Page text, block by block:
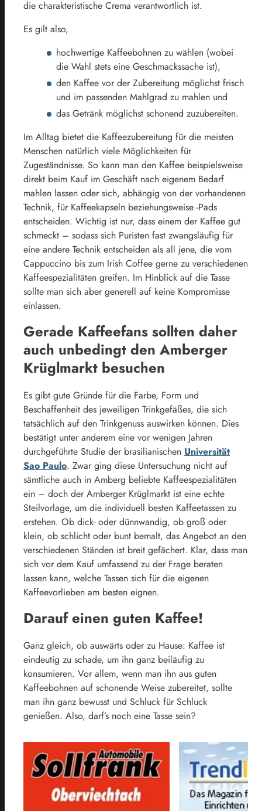
die charakteristische Crema verantwortlich ist.
Es gilt also,
hochwertige Kaffeebohnen zu wählen (wobei
die Wahl stets eine Geschmackssache ist),
den Kaffee vor der Zubereitung möglichst frisch
und im passenden Mahlgrad zu mahlen und
das Getränk möglichst schonend zuzubereiten.
Im Alltag bietet die Kaffeezubereitung für die meisten
Menschen natürlich viele Möglichkeiten für
Zugeständnisse. So kann man den Kaffee beispielsweise
direkt beim Kauf im Geschäft nach eigenem Bedarf
mahlen lassen oder sich, abhängig von der vorhandenen
Technik, für Kaffeekapseln beziehungsweise -Pads
entscheiden. Wichtig ist nur, dass einem der Kaffee gut
schmeckt – sodass sich Puristen fast zwangsläufig für
eine andere Technik entscheiden als all jene, die vom
Cappuccino bis zum Irish Coffee gerne zu verschiedenen
Kaffeespezialitäten greifen. Im Hinblick auf die Tasse
sollte man sich aber generell auf keine Kompromisse
einlassen.
Gerade Kaffeefans sollten daher
auch unbedingt den Amberger
Krüglmarkt besuchen
Es gibt gute Gründe für die Farbe, Form und
Beschaffenheit des jeweiligen Trinkgefäßes, die sich
tatsächlich auf den Trinkgenuss auswirken können. Dies
bestätigt unter anderem eine vor wenigen Jahren
durchgeführte Studie der brasilianischen Universität
Sao Paulo. Zwar ging diese Untersuchung nicht auf
sämtliche auch in Amberg beliebte Kaffeespezialitäten
ein – doch der Amberger Krüglmarkt ist eine echte
Steilvorlage, um die individuell besten Kaffeetassen zu
erstehen. Ob dick- oder dünnwandig, ob groß oder
klein, ob schlicht oder bunt bemalt, das Angebot an den
verschiedenen Ständen ist breit gefächert. Klar, dass man
sich vor dem Kauf umfassend zu der Frage beraten
lassen kann, welche Tassen sich für die eigenen
Kaffeevorlieben am besten eignen.
Darauf einen guten Kaffee!
Ganz gleich, ob auswärts oder zu Hause: Kaffee ist
eindeutig zu schade, um ihn ganz beiläufig zu
konsumieren. Vor allem, wenn man ihn aus guten
Kaffeebohnen auf schonende Weise zubereitet, sollte
man ihn ganz bewusst und Schluck für Schluck
genießen. Also, darf’s noch eine Tasse sein?